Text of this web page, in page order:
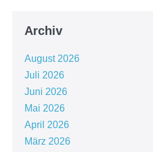
Archiv
August 2026
Juli 2026
Juni 2026
Mai 2026
April 2026
März 2026